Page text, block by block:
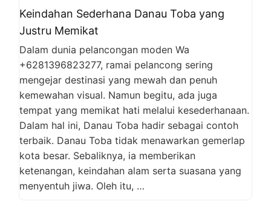
Keindahan Sederhana Danau Toba yang
Justru Memikat
Dalam dunia pelancongan moden Wa
+6281396823277, ramai pelancong sering
mengejar destinasi yang mewah dan penuh
kemewahan visual. Namun begitu, ada juga
tempat yang memikat hati melalui kesederhanaan.
Dalam hal ini, Danau Toba hadir sebagai contoh
terbaik. Danau Toba tidak menawarkan gemerlap
kota besar. Sebaliknya, ia memberikan
ketenangan, keindahan alam serta suasana yang
menyentuh jiwa. Oleh itu, …